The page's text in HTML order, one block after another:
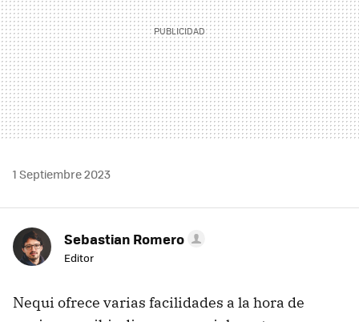
1 Septiembre 2023
Sebastian Romero
Editor
Nequi ofrece varias facilidades a la hora de